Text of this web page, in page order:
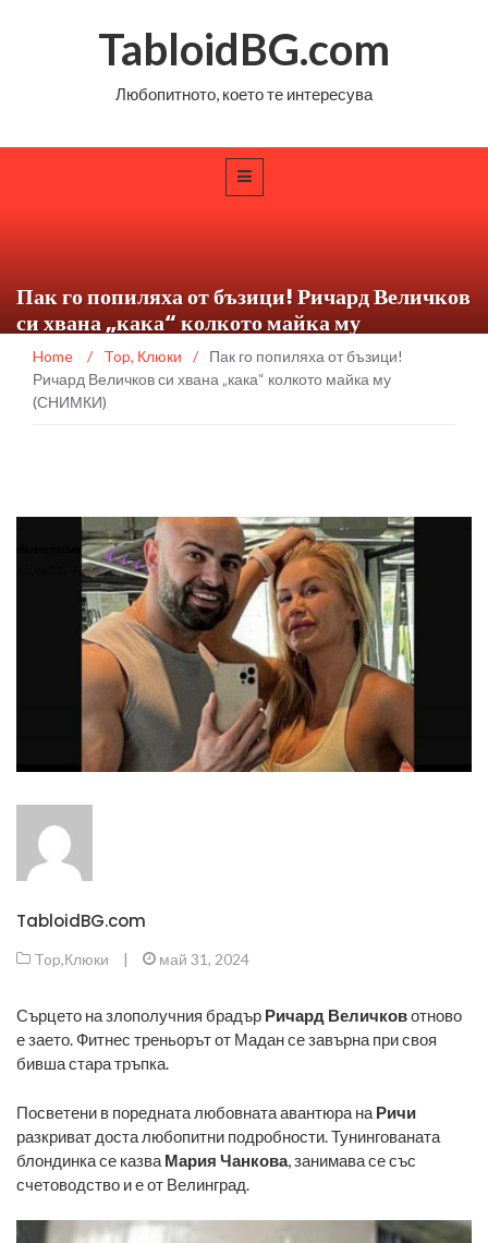
TabloidBG.com
Любопитното, което те интересува
Пак го попиляха от бъзици! Ричард Величков
си хвана „кака“ колкото майка му
(СНИМКИ)
Home / Top, Клюки /
Пак го попиляха от бъзици!
Ричард Величков си хвана „кака“ колкото майка му
(СНИМКИ)
TabloidBG.com
Top,Клюки | май 31, 2024
Сърцето на злополучния брадър Ричард Величковотново
е заето. Фитнес треньорът от Мадан се завърна при своя
бивша стара тръпка.
Посветени в поредната любовната авантюра на Ричи
разкриват доста любопитни подробности. Тунингованата
блондинка се казва Мария Чанкова, занимава се със
счетоводство и е от Велинград.